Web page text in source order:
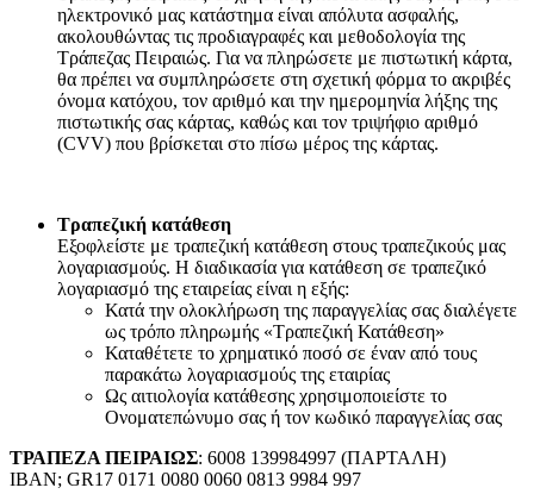
ηλεκτρονικό μας κατάστημα είναι απόλυτα ασφαλής,
ακολουθώντας τις προδιαγραφές και μεθοδολογία της
Τράπεζας Πειραιώς. Για να πληρώσετε με πιστωτική κάρτα,
θα πρέπει να συμπληρώσετε στη σχετική φόρμα το ακριβές
όνομα κατόχου, τον αριθμό και την ημερομηνία λήξης της
πιστωτικής σας κάρτας, καθώς και τον τριψήφιο αριθμό
(CVV) που βρίσκεται στο πίσω μέρος της κάρτας.
Τραπεζική κατάθεση
Εξοφλείστε με τραπεζική κατάθεση στους τραπεζικούς μας
λογαριασμούς. Η διαδικασία για κατάθεση σε τραπεζικό
λογαριασμό της εταιρείας είναι η εξής:
Κατά την ολοκλήρωση της παραγγελίας σας διαλέγετε
ως τρόπο πληρωμής «Τραπεζική Κατάθεση»
Καταθέτετε το χρηματικό ποσό σε έναν από τους
παρακάτω λογαριασμούς της εταιρίας
Ως αιτιολογία κατάθεσης χρησιμοποιείστε το
Ονοματεπώνυμο σας ή τον κωδικό παραγγελίας σας
ΤΡΑΠΕΖΑ ΠΕΙΡΑΙΩΣ: 6008 139984997 (ΠΑΡΤΑΛΗ)
IBAN; GR17 0171 0080 0060 0813 9984 997